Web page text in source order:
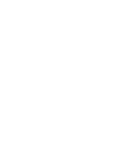
Preto